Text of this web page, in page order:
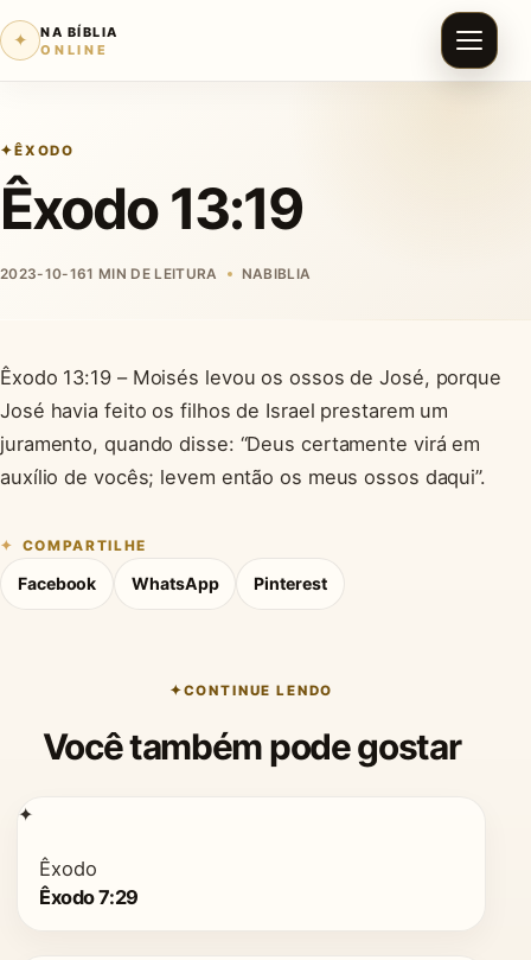
✦
NA BÍBLIA
ONLINE
ÊXODO
Êxodo 13:19
2023-10-161 MIN DE LEITURA NABIBLIA
Êxodo 13:19 – Moisés levou os ossos de José, porque
José havia feito os filhos de Israel prestarem um
juramento, quando disse: “Deus certamente virá em
auxílio de vocês; levem então os meus ossos daqui”.
COMPARTILHE
Facebook WhatsApp Pinterest
CONTINUE LENDO
Você também pode gostar
✦
Êxodo
Êxodo 7:29